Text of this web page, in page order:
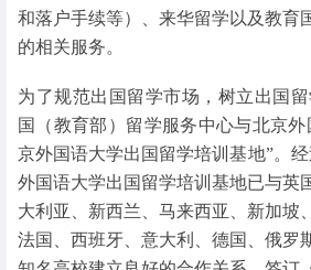
和落户手续等）、来华留学以及教育
的相关服务。
为了规范出国留学市场，树立出国
国（教育部）留学服务中心与北京
京外国语大学出国留学培训基地”。
外国语大学出国留学培训基地已与英
大利亚、新西兰、马来西亚、新加坡
法国、西班牙、意大利、德国、俄罗